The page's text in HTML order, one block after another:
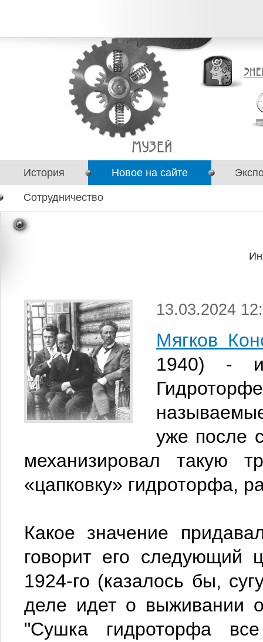
История Новое на сайте
Сотрудничество
13.03.2024
Мягков
1940) -
уже после
механизировал такую
«цапковку» гидроторфа,
Какое значение
говорит его следующий
1924-го (казалось бы,
деле идет о выживании
"Сушка гидроторфа